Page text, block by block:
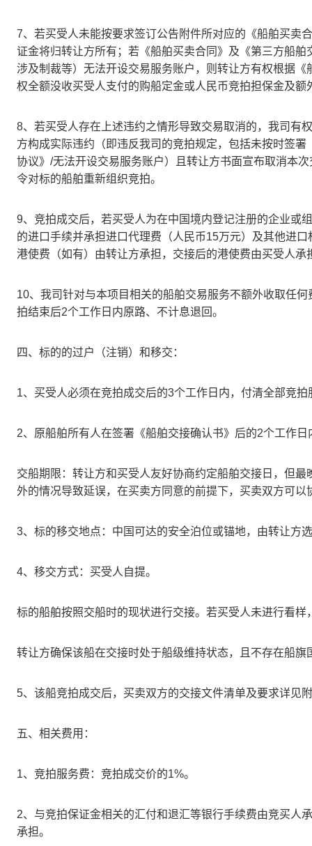
7、若买受人未能按要求签订公告附件所对应的《船舶买卖
证金将归转让方所有；若《船舶买卖合同》及《第三方船
涉及制裁等）无法开设交易服务账户，则转让方有权根据
权全额没收买受人支付的购船定金或人民币竞拍担保金及额
8、若买受人存在上述违约之情形导致交易取消的，我司有
方构成实际违约（即违反我司的竞拍规定，包括未按时签
协议》/无法开设交易服务账户）且转让方书面宣布取消本
令对标的船舶重新组织竞拍。
9、竞拍成交后，若买受人为在中国境内登记注册的企业或
的进口手续并承担进口代理费（人民币15万元）及其他进
港使费（如有）由转让方承担，交接后的港使费由买受人承
10、我司针对与本项目相关的船舶交易服务不额外收取任
拍结束后2个工作日内原路、不计息退回。
四、标的的过户（注销）和移交：
1、买受人必须在竞拍成交后的3个工作日内，付清全部竞拍
2、原船舶所有人在签署《船舶交接确认书》后的2个工作
交船期限：转让方和买受人友好协商约定船舶交接日，但
外的情况导致延误，在买卖方同意的前提下，买卖双方可以
3、标的移交地点：中国可达的安全泊位或锚地，由转让方
4、移交方式：买受人自提。
标的船舶按照交船时的现状进行交接。若买受人未进行看样
转让方确保该船在交接时处于船级维持状态，且不存在船
5、该船竞拍成交后，买卖双方的交接文件清单及要求详见
五、相关费用：
1、竞拍服务费：竞拍成交价的1%。
2、与竞拍保证金相关的汇付和退汇等银行手续费由竞买人
承担。